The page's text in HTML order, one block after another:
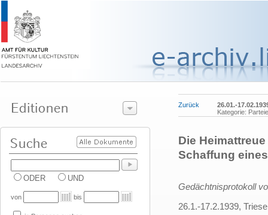
ODER UND
von bis
Zurück
26.01.-
Kategorie:
Die
Schaffung
Gedächtnisprotokoll
26.1.-17.2.1939,